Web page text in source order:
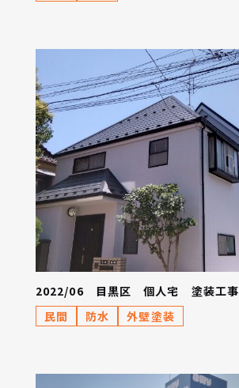
2022/06 目黒区 個人宅 塗装工事
民間
防水 外壁塗装